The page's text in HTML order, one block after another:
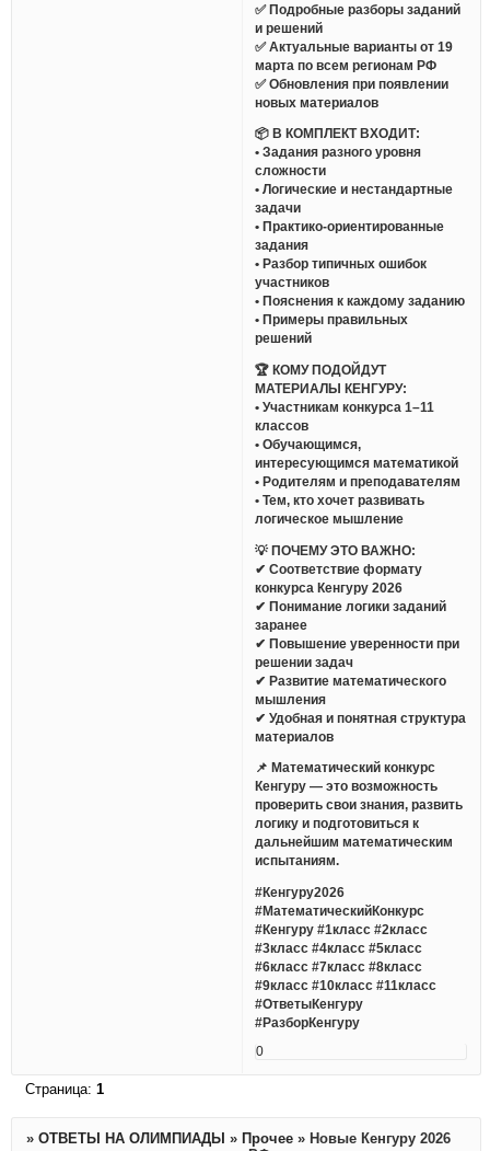
✅ Подробные разборы заданий
и решений
✅ Актуальные варианты от 19
марта по всем регионам РФ
✅ Обновления при появлении
новых материалов
📦 В КОМПЛЕКТ ВХОДИТ:
• Задания разного уровня
сложности
• Логические и нестандартные
задачи
• Практико-ориентированные
задания
• Разбор типичных ошибок
участников
• Пояснения к каждому заданию
• Примеры правильных
решений
🏆 КОМУ ПОДОЙДУТ
МАТЕРИАЛЫ КЕНГУРУ:
• Участникам конкурса 1–11
классов
• Обучающимся,
интересующимся математикой
• Родителям и преподавателям
• Тем, кто хочет развивать
логическое мышление
💡 ПОЧЕМУ ЭТО ВАЖНО:
✔ Соответствие формату
конкурса Кенгуру 2026
✔ Понимание логики заданий
заранее
✔ Повышение уверенности при
решении задач
✔ Развитие математического
мышления
✔ Удобная и понятная структура
материалов
📌 Математический конкурс
Кенгуру — это возможность
проверить свои знания, развить
логику и подготовиться к
дальнейшим математическим
испытаниям.
#Кенгуру2026
#МатематическийКонкурс
#Кенгуру #1класс #2класс
#3класс #4класс #5класс
#6класс #7класс #8класс
#9класс #10класс #11класс
#ОтветыКенгуру
#РазборКенгуру
0
Страница: 1
» ОТВЕТЫ НА ОЛИМПИАДЫ » Прочее » Новые Кенгуру 2026